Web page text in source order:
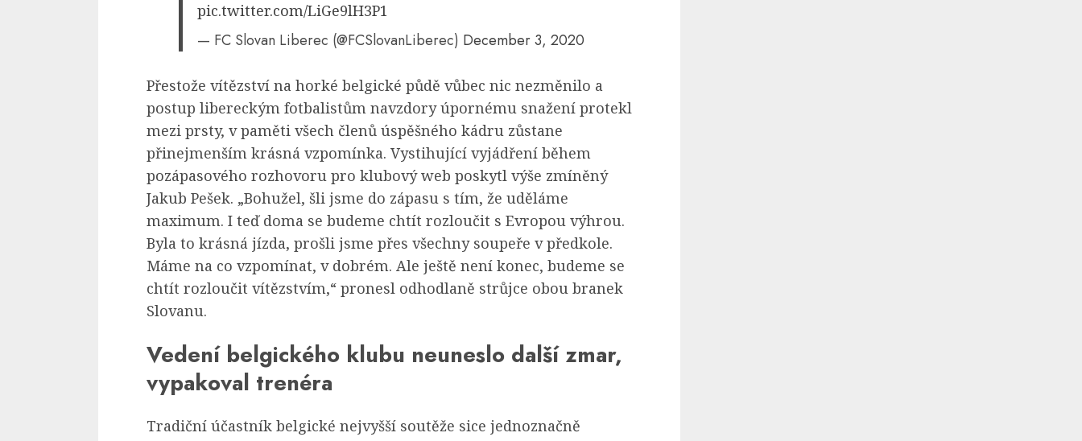
pic.twitter.com/LiGe9lH3P1
— FC Slovan Liberec (@FCSlovanLiberec) December 3, 2020
Přestože vítězství na horké belgické půdě vůbec nic nezměnilo a
postup libereckým fotbalistům navzdory úpornému snažení protekl
mezi prsty, v paměti všech členů úspěšného kádru zůstane
přinejmenším krásná vzpomínka. Vystihující vyjádření během
pozápasového rozhovoru pro klubový web poskytl výše zmíněný
Jakub Pešek. „Bohužel, šli jsme do zápasu s tím, že uděláme
maximum. I teď doma se budeme chtít rozloučit s Evropou výhrou.
Byla to krásná jízda, prošli jsme přes všechny soupeře v předkole.
Máme na co vzpomínat, v dobrém. Ale ještě není konec, budeme se
chtít rozloučit vítězstvím,“ pronesl odhodlaně strůjce obou branek
Slovanu.
Vedení belgického klubu neuneslo další zmar,
vypakoval trenéra
Tradiční účastník belgické nejvyšší soutěže sice jednoznačně